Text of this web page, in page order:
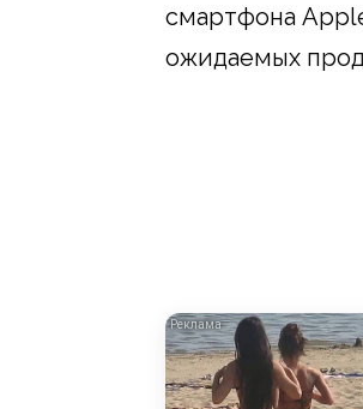
смартфона
ожидаемых